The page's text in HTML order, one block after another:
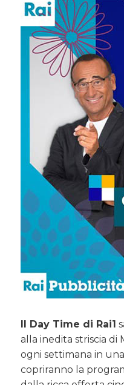
Il Day Time di Rai1
alla inedita striscia
ogni settimana in
copriranno la